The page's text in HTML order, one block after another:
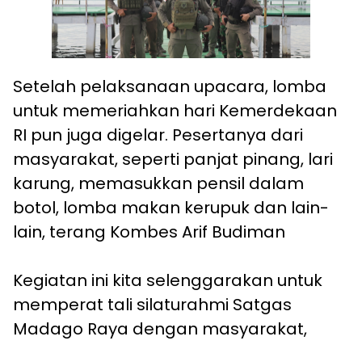
Setelah pelaksanaan upacara, lomba
untuk memeriahkan hari Kemerdekaan
RI pun juga digelar. Pesertanya dari
masyarakat, seperti panjat pinang, lari
karung, memasukkan pensil dalam
botol, lomba makan kerupuk dan lain-
lain, terang Kombes Arif Budiman
Kegiatan ini kita selenggarakan untuk
memperat tali silaturahmi Satgas
Madago Raya dengan masyarakat,